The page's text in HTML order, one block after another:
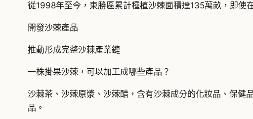
從1998年至今，東勝區累計種植沙棘面積達135萬畝，即使
開發沙棘產品
推動形成完整沙棘產業鏈
一株掛果沙棘，可以加工成哪些產品？
沙棘茶、沙棘原漿、沙棘醋，含有沙棘成分的化妝品、保
品。